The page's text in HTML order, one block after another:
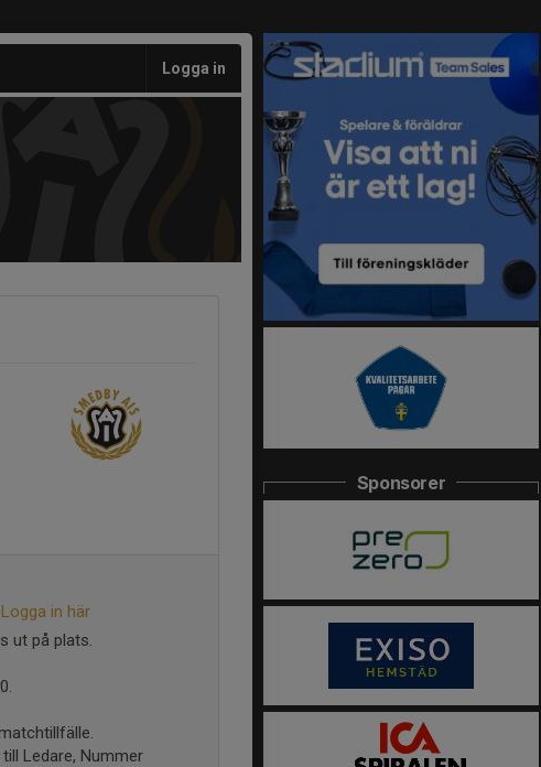
Logga in
Logga in här
ut på plats.
Ledare, Nummer
Sponsorer